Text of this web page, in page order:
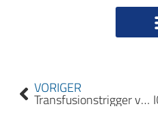
VORIGER
Transfusionstrigger von Erythrozytenkonzentraten bei Neugeborenen und Säuglingen in der Herzchirurgie